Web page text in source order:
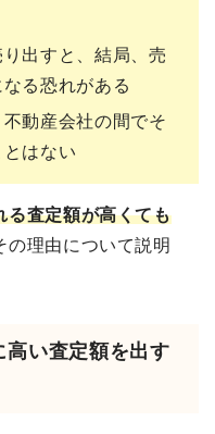
出すと、結局、売
る恐れがある
動産会社の間でそ
はない
る査定額が高くても
の理由について説明
い査定額を出す